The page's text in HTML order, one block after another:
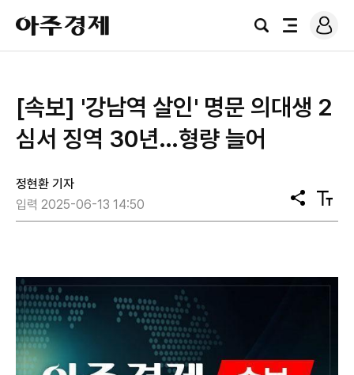
아
주
경
검
전
로
그
[속보] '강남역 살인' 명문 의대생 2
심서 징역 30년…형량 늘어
정현환 기자
입력 2025-06-13 14:50
공
유
텍
스